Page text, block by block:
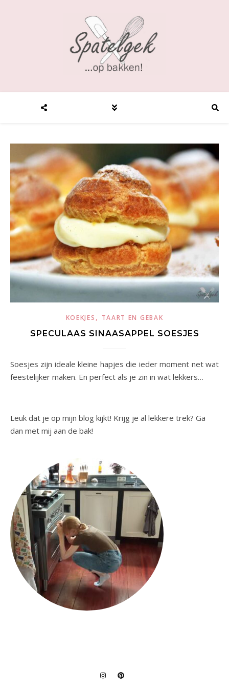
KOEKJES , TAART EN GEBAK
SPECULAAS SINAASAPPEL SOESJES
Soesjes zijn ideale kleine hapjes die ieder moment net wat
feestelijker maken. En perfect als je zin in wat lekkers…
Leuk dat je op mijn blog kijkt! Krijg je al lekkere trek? Ga
dan met mij aan de bak!